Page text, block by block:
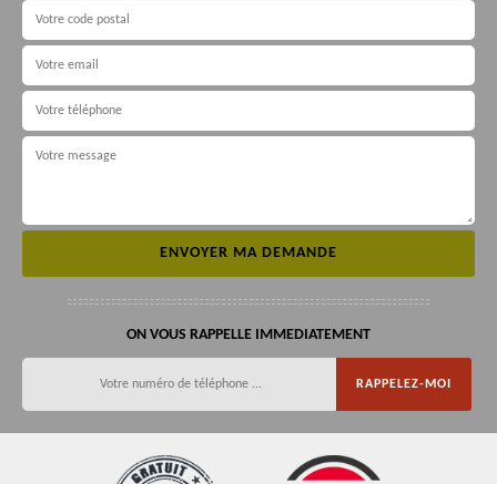
ON VOUS RAPPELLE IMMEDIATEMENT